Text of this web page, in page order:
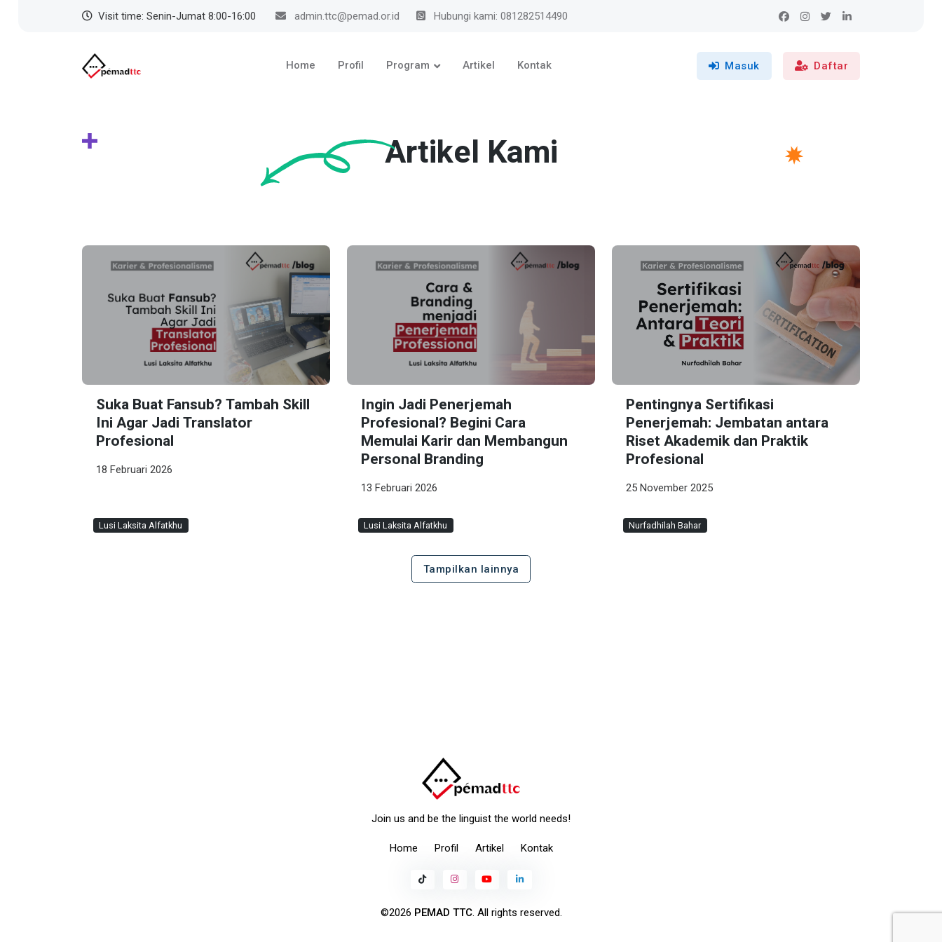
Visit time: Senin-Jumat 8:00-16:00 admin.ttc@pemad.or.id Hubungi kami: 081282514490
Home Profil Program Artikel Kontak Masuk Daftar
Artikel Kami
Suka Buat Fansub? Tambah Skill
Ini Agar Jadi Translator
Profesional
18 Februari 2026
Lusi Laksita Alfatkhu
Ingin Jadi Penerjemah
Profesional? Begini Cara
Memulai Karir dan Membangun
Personal Branding
13 Februari 2026
Lusi Laksita Alfatkhu
Pentingnya Sertifikasi
Penerjemah: Jembatan antara
Riset Akademik dan Praktik
Profesional
25 November 2025
Nurfadhilah Bahar
Tampilkan lainnya
Join us and be the linguist the world needs!
Home Profil Artikel Kontak
©2026 PEMAD TTC. All rights reserved.